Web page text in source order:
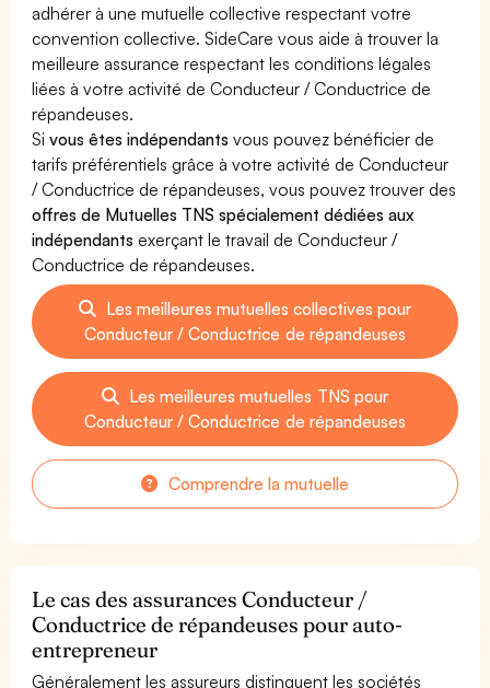
adhérer à une mutuelle collective respectant votre
convention collective. SideCare vous aide à trouver la
meilleure assurance respectant les conditions légales
liées à votre activité de Conducteur / Conductrice de
répandeuses.
Sivous êtes indépendants vous pouvez bénéficier de
tarifs préférentiels grâce à votre activité de Conducteur
/ Conductrice de répandeuses, vous pouvez trouver des
offres de Mutuelles TNS spécialement dédiées aux
indépendants exerçant le travail de Conducteur /
Conductrice de répandeuses.
Les meilleures mutuelles collectives pour
Conducteur / Conductrice de répandeuses
Les meilleures mutuelles TNS pour
Conducteur / Conductrice de répandeuses
Comprendre la mutuelle
Le cas des assurances Conducteur /
Conductrice de répandeuses pour auto-
entrepreneur
Généralement les assureurs distinguent les sociétés